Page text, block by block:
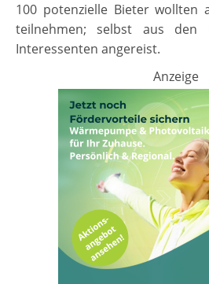
100 potenzielle Bieter wollten
teilnehmen; selbst aus den
Interessenten angereist.
Anzeige